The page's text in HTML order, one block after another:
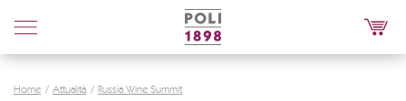
Poli
Distillerie
Home Attualità Russia Wine Summit